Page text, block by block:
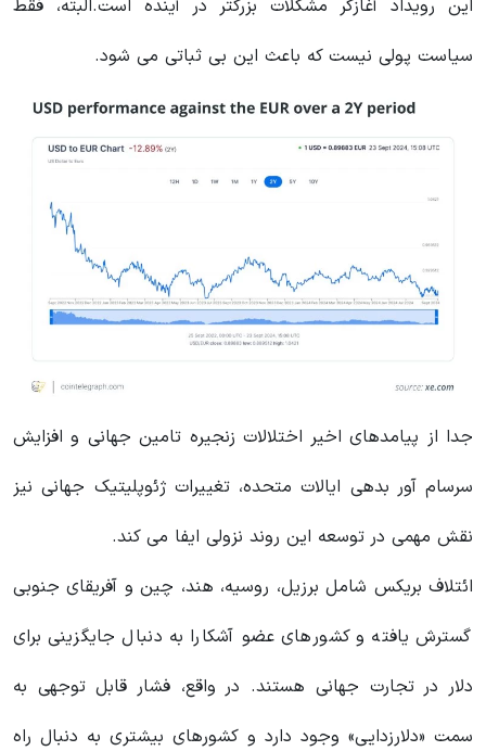
این رویداد آغازگر مشکلات بزرگتر در آینده است.البته، فقط
سیاست پولی نیست که باعث این بی ثباتی می شود.
جدا از پیامدهای اخیر اختلالات زنجیره تامین جهانی و افزایش
سرسام آور بدهی ایالات متحده، تغییرات ژئوپلیتیک جهانی نیز
نقش مهمی در توسعه این روند نزولی ایفا می کند.
ائتلاف بریکس شامل برزیل، روسیه، هند، چین و آفریقای جنوبی
گسترش یافته و کشورهای عضو آشکارا به دنبال جایگزینی برای
دلار در تجارت جهانی هستند. در واقع، فشار قابل توجهی به
سمت «دلارزدایی» وجود دارد و کشورهای بیشتری به دنبال راه